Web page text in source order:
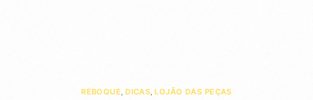
REBOQUE ,DICAS ,LOJÃO DAS PEÇAS